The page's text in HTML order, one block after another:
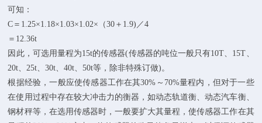
可知：
C＝1.25×1.18×1.03×1.02×（30＋1.9)／4
＝12.36t
因此，可选用量程为15t的传感器(传感器的吨位一般只有10T、15T、
20t、25t、30t、40t、50t等，除非特殊订做)。
根据经验，一般应使传感器工作在其30%～70%量程内，但对于一些
在使用过程中存在较大冲击力的衡器，如动态轨道衡、动态汽车衡、
钢材秤等，在选用传感器时，一般要扩大其量程，使传感器工作在其